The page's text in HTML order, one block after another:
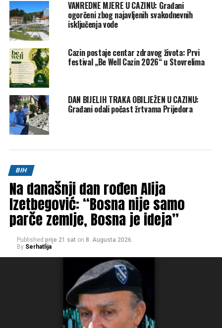
je Dodik.
Post
Share
Tweet Share
POVEZANE TEME: BOSNA I HERCEGOVINA
CAZIN
CHRISTIAN SCHMIDT
MILORAD DODIK
UP NEXT
Evropska unija se rješava zamrznutog mesa i šalje ga u
BiH
DON'T MISS
Konaković najavio još veću ofanzivu na Dodika i
“kočničare”: “Ne piše im se dobro”
VANREDNE MJERE U CAZINU: Građani
ogorčeni zbog najavljenih svakodnevnih
isključenja vode
Cazin postaje centar zdravog života: Prvi
festival „Be Well Cazin 2026“ u Stovrelima
DAN BIJELIH TRAKA OBILJEŽEN U CAZINU:
Građani odali počast žrtvama Prijedora
BIH
Na današnji dan rođen Alija
Izetbegović: “Bosna nije samo
parče zemlje, Bosna je ideja”
Published prije 21 sat on 8. Augusta 2026.
By Serhatlija